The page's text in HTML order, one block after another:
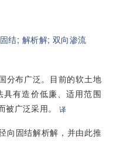
固结; 解析解; 双向渗流
分布广泛。目前的软土地
有造价低廉、适用范围
广泛采用。
译
向固结解析解，并由此推